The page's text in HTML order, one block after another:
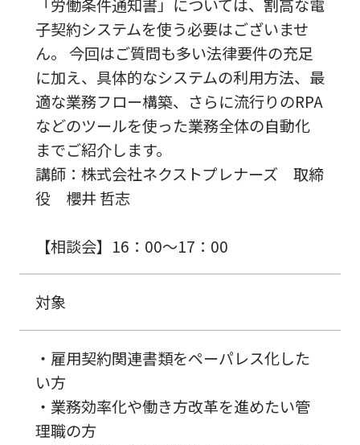
「労働条件通知書」については、割高な電
子契約システムを使う必要はございませ
ん。 今回はご質問も多い法律要件の充足
に加え、具体的なシステムの利用方法、最
適な業務フロー構築、さらに流行りのRPA
などのツールを使った業務全体の自動化
までご紹介します。
講師：株式会社ネクストプレナーズ 取締
役 櫻井 哲志
【相談会】16：00～17：00
対象
・雇用契約関連書類をペーパレス化した
い方
・業務効率化や働き方改革を進めたい管
理職の方